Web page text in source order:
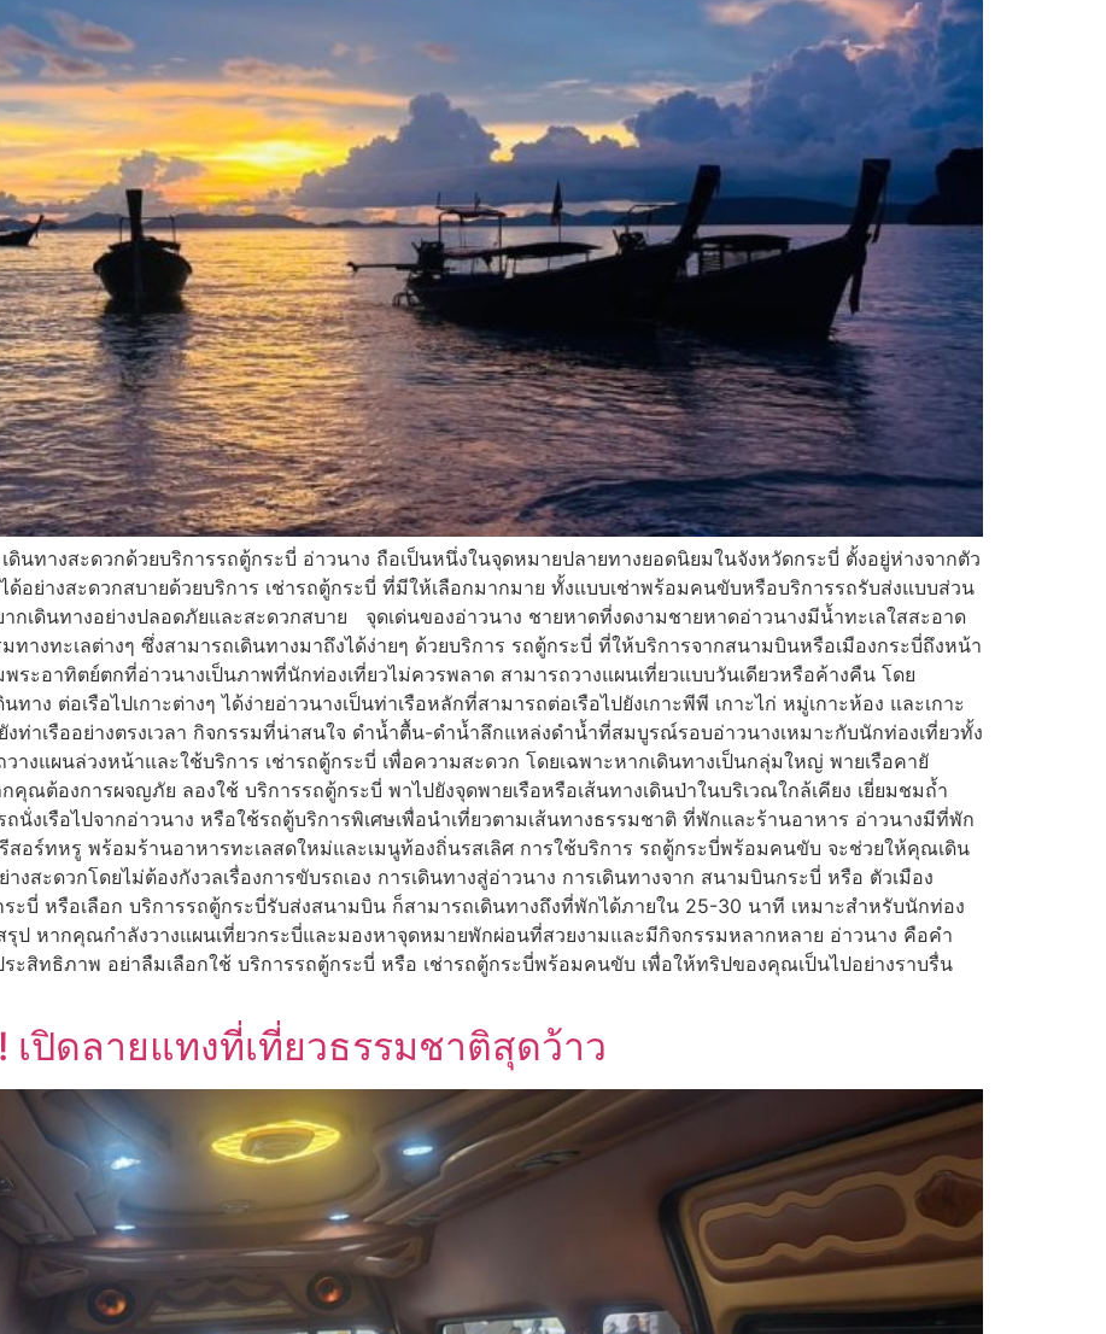
นทางสะดวกด้วยบริการรถตู้กระบี่ อ่าวนาง ถือเป็นหนึ่งในจุดหมายปลายทางยอดนิยมในจังหวัดกระบี่ ตั้งอยู่ห่างจากตัว
ด้อย่างสะดวกสบายด้วยบริการ เช่ารถตู้กระบี่ ที่มีให้เลือกมากมาย ทั้งแบบเช่าพร้อมคนขับหรือบริการรถรับส่งแบบส่วน
กเดินทางอย่างปลอดภัยและสะดวกสบาย จุดเด่นของอ่าวนาง ชายหาดที่งดงามชายหาดอ่าวนางมีน้ำทะเลใสสะอาด
างทะเลต่างๆ ซึ่งสามารถเดินทางมาถึงได้ง่ายๆ ด้วยบริการ รถตู้กระบี่ ที่ให้บริการจากสนามบินหรือเมืองกระบี่ถึงหน้า
ระอาทิตย์ตกที่อ่าวนางเป็นภาพที่นักท่องเที่ยวไม่ควรพลาด สามารถวางแผนเที่ยวแบบวันเดียวหรือค้างคืน โดย
าง ต่อเรือไปเกาะต่างๆ ได้ง่ายอ่าวนางเป็นท่าเรือหลักที่สามารถต่อเรือไปยังเกาะพีพี เกาะไก่ หมู่เกาะห้อง และเกาะ
งท่าเรืออย่างตรงเวลา กิจกรรมที่น่าสนใจ ดำน้ำตื้น-ดำน้ำลึกแหล่งดำน้ำที่สมบูรณ์รอบอ่าวนางเหมาะกับนักท่องเที่ยวทั้ง
างแผนล่วงหน้าและใช้บริการ เช่ารถตู้กระบี่ เพื่อความสะดวก โดยเฉพาะหากเดินทางเป็นกลุ่มใหญ่ พายเรือคายั
ต้องการผจญภัย ลองใช้ บริการรถตู้กระบี่ พาไปยังจุดพายเรือหรือเส้นทางเดินป่าในบริเวณใกล้เคียง เยี่ยมชมถ้ำ
นั่งเรือไปจากอ่าวนาง หรือใช้รถตู้บริการพิเศษเพื่อนำเที่ยวตามเส้นทางธรรมชาติ ที่พักและร้านอาหาร อ่าวนางมีที่พัก
สอร์ทหรู พร้อมร้านอาหารทะเลสดใหม่และเมนูท้องถิ่นรสเลิศ การใช้บริการ รถตู้กระบี่พร้อมคนขับ จะช่วยให้คุณเดิน
งสะดวกโดยไม่ต้องกังวลเรื่องการขับรถเอง การเดินทางสู่อ่าวนาง การเดินทางจาก สนามบินกระบี่ หรือ ตัวเมือง
ระบี่ หรือเลือก บริการรถตู้กระบี่รับส่งสนามบิน ก็สามารถเดินทางถึงที่พักได้ภายใน 25-30 นาที เหมาะสำหรับนักท่อง
ป หากคุณกำลังวางแผนเที่ยวกระบี่และมองหาจุดหมายพักผ่อนที่สวยงามและมีกิจกรรมหลากหลาย อ่าวนาง คือคำ
ะสิทธิภาพ อย่าลืมเลือกใช้ บริการรถตู้กระบี่ หรือ เช่ารถตู้กระบี่พร้อมคนขับ เพื่อให้ทริปของคุณเป็นไปอย่างราบรื่น
ปิดลายแทงที่เที่ยวธรรมชาติสุดว้าว